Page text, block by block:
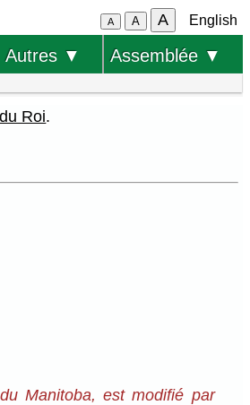
A A A English
Autres ▼ Assemblée ▼
Roi.
Manitoba, est modifié par